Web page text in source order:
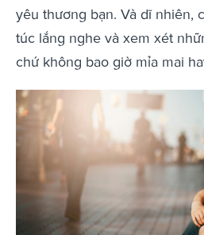
yêu thương bạn. Và dĩ nhiên,
túc lắng nghe và xem xét
chứ không bao giờ mỉa mai